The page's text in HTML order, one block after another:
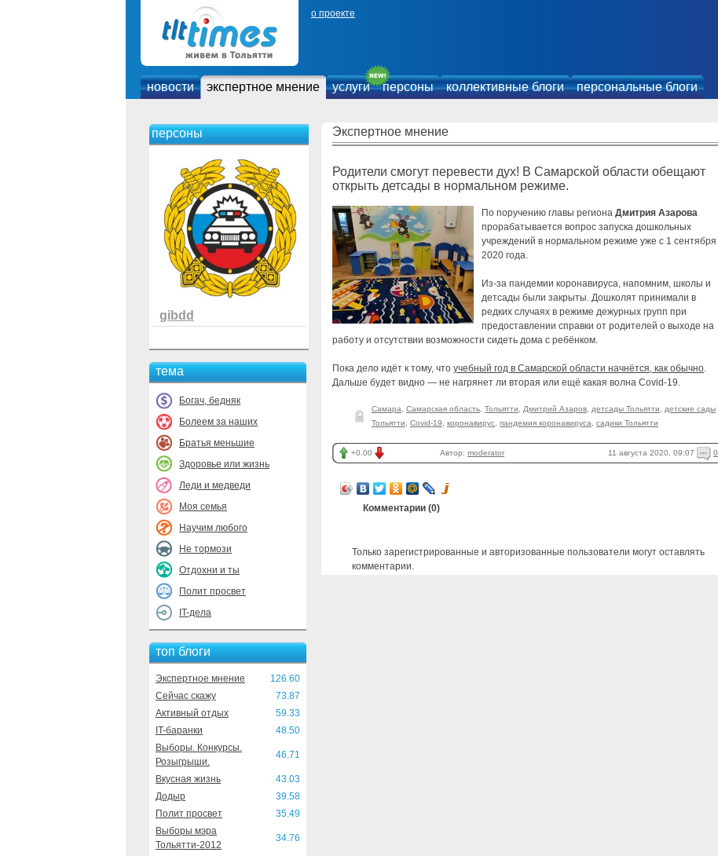
о проекте
новости экспертное мнение услуги персоны коллективные блоги персональные блоги
персоны
gibdd
тема
Богач, бедняк
Болеем за наших
Братья меньшие
Здоровье или жизнь
Леди и медведи
Моя семья
Научим любого
Не тормози
Отдохни и ты
Полит просвет
IT-дела
топ блоги
Экспертное мнение
126.60
Сейчас скажу
73.87
Активный отдых
59.33
IT-баранки
48.50
Выборы. Конкурсы.
Розыгрыши.
46.71
Вкусная жизнь
43.03
Додыр
39.58
Полит просвет
35.49
Выборы мэра
Тольятти-2012
34.76
Экспертное мнение
Родители смогут перевести дух! В Самарской области обещают
открыть детсады в нормальном режиме.
По поручению главы региона Дмитрия Азарова
прорабатывается вопрос запуска дошкольных
учреждений в нормальном режиме уже с 1 сентября
2020 года.
Из-за пандемии коронавируса, напомним, школы и
детсады были закрыты. Дошколят принимали в
редких случаях в режиме дежурных групп при
предоставлении справки от родителей о выходе на
работу и отсутствии возможности сидеть дома с ребёнком.
Пока дело идёт к тому, что учебный год в Самарской области начнётся, как обычно.
Дальше будет видно — не нагрянет ли вторая или ещё какая волна Covid-19.
Самара Самарская область Тольятти Дмитрий Азаров детсады Тольятти
детские сады
Тольятти
Covid-19 коронавирус пандемия коронавируса садики Тольятти
+0.00 Автор: moderator 11 августа 2020, 09:07 0
Комментарии (0)
Только зарегистрированные и авторизованные пользователи могут оставлять
комментарии.